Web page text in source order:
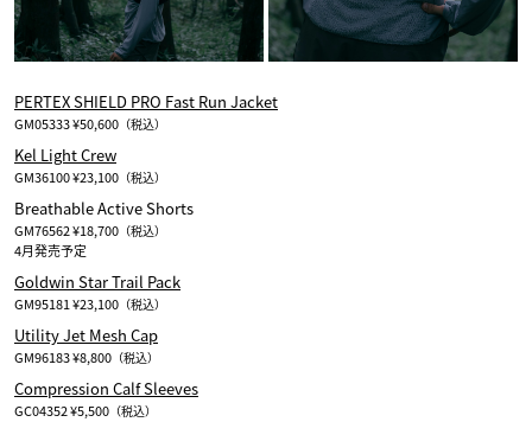
PERTEX SHIELD PRO Fast Run Jacket
GM05333 ¥50,600 （税込）
Kel Light Crew
GM36100 ¥23,100 （税込）
Breathable Active Shorts
GM76562 ¥18,700 （税込）
Goldwin Star Trail Pack
GM95181 ¥23,100 （税込）
Utility Jet Mesh Cap
GM96183 ¥8,800 （税込）
Compression Calf Sleeves
GC04352 ¥5,500 （税込）